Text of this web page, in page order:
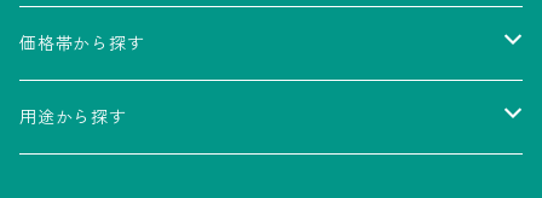
SASUKE
サンエックスキャラクターズイルミネーション
価格帯から探す
～500円
用途から探す